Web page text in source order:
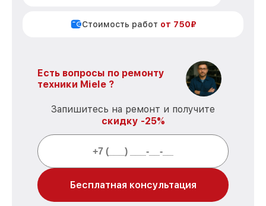
Стоимость работ от 750₽
Есть вопросы по ремонту
техники Miele ?
Запишитесь на ремонт и получите
скидку -25%
Бесплатная консультация